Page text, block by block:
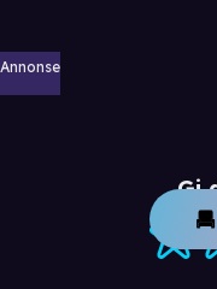
Annonse
Gi